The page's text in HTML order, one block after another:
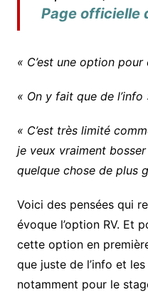
Page officielle
« C’est une option
« On y fait que de l’info
« C’est très limité
je veux vraiment
quelque chose de plus
Voici des pensées qui
évoque l’option RV. Et
cette option en
que juste de l’info et
notamment pour le